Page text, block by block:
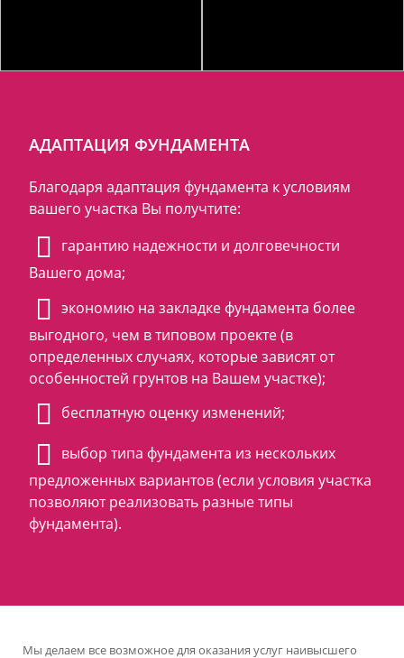
АДАПТАЦИЯ ФУНДАМЕНТА
Благодаря адаптация фундамента к условиям
вашего участка Вы получтите:
гарантию надежности и долговечности
Вашего дома;
экономию на закладке фундамента более
выгодного, чем в типовом проекте (в
определенных случаях, которые зависят от
особенностей грунтов на Вашем участке);
бесплатную оценку изменений;
выбор типа фундамента из нескольких
предложенных вариантов (если условия участка
позволяют реализовать разные типы
фундамента).
Мы делаем все возможное для оказания услуг наивысшего